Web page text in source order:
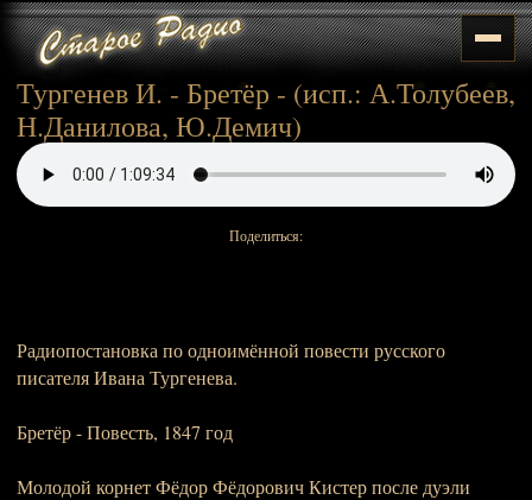
Тургенев И. - Бретёр - (исп.: А.Толубеев,
Н.Данилова, Ю.Демич)
Поделиться:
Радиопостановка по одноимённой повести русского
писателя Ивана Тургенева.
Бретёр - Повесть, 1847 год
Молодой корнет Фёдор Фёдорович Кистер после дуэли